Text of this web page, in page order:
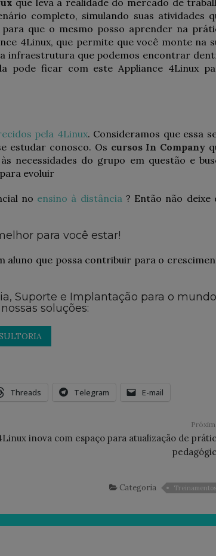
completo, simulando suas atividades
que o mesmo posso aprender na
4Linux, que permite que você monte na
infraestrutura que podemos encontrar
pode ficar com este Appliance 4Linux
pela 4Linux. Consideramos que essa
estudar conosco. Os cursos In Company
necessidades do grupo em questão e
evoluir
no ensino à distância ? Então não deixe
para você estar!
aluno que possa contribuir para o
Suporte e Implantação para o mundo
soluções:
Threads Telegram E-mail
inova com espaço para atualização de
Categoria Treinamentos